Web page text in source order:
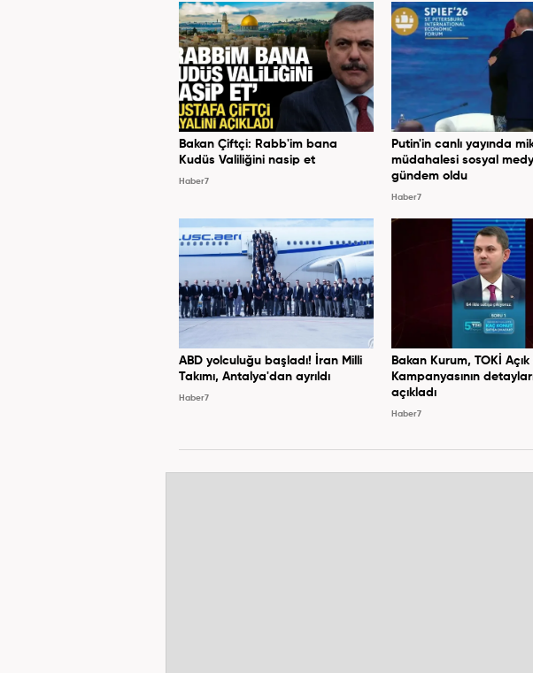
Bakan Çiftçi: Rabb'im bana
Kudüs Valiliğini nasip et
Haber7
Putin'in canlı yayında
müdahalesi sosyal
gündem oldu
Haber7
ABD yolculuğu başladı! İran Milli
Takımı, Antalya'dan ayrıldı
Haber7
Bakan Kurum, TOKİ Açık
Kampanyasının
açıkladı
Haber7